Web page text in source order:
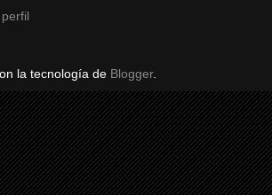
la tecnología de Blogger.